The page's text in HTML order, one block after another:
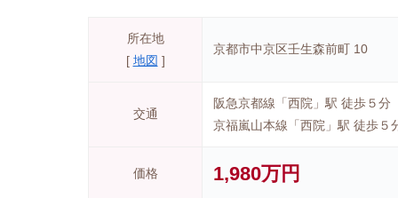
所在地
[ 地図 ]
京都市中京区壬生森前町 10
交通
阪急京都線「西院」駅 徒歩５分
京福嵐山本線「西院」駅 徒歩５
価格 1,980万円